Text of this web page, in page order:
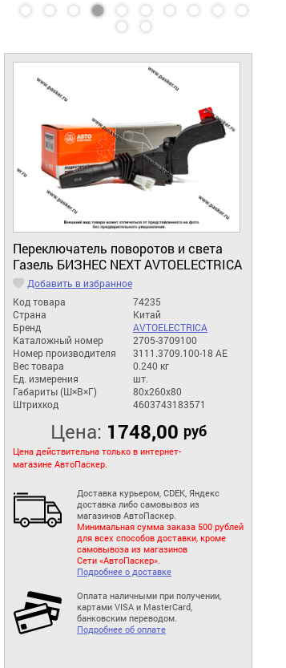
Переключатель поворотов и света
Газель БИЗНЕС NEXT AVTOELECTRICA
Добавить в избранное
Код товара
74235
Страна
Китай
Бренд
AVTOELECTRICA
Каталожный номер
2705-3709100
Номер производителя
3111.3709.100-18 АЕ
Вес товара
0.240 кг
Ед. измерения
шт.
Габариты (Ш×В×Г)
80x260x80
Штрихкод
4603743183571
Цена: 1748,00 руб
Цена действительна только в интернет-
магазине АвтоПаскер.
Доставка курьером, CDEK, Яндекс
доставка либо самовывоз из
магазинов АвтоПаскер.
Минимальная сумма заказа 500 рублей
для всех способов доставки, кроме
самовывоза из магазинов
Сети «АвтоПаскер».
Подробнее о доставке
Оплата наличными при получении,
картами VISA и MasterCard,
банковским переводом.
Подробнее об оплате